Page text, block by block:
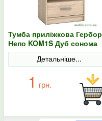
Тумба приліжкова Гербор
Непо KOM1S Дуб сонома
Детальніше...
1 грн.